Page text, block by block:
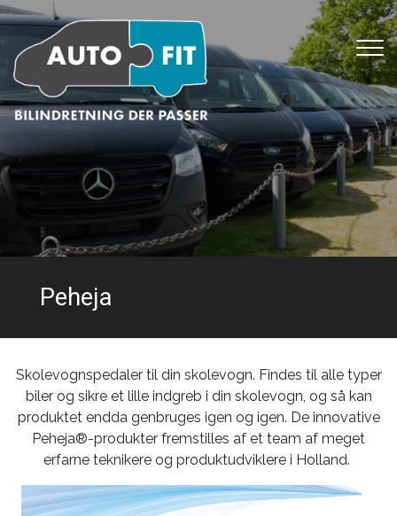
Gå
til
hovedindhold
Peheja
Skolevognspedaler til din skolevogn. Findes til alle typer
biler og sikre et lille indgreb i din skolevogn, og så kan
produktet endda genbruges igen og igen. De innovative
Peheja®-produkter fremstilles af et team af meget
erfarne teknikere og produktudviklere i Holland.